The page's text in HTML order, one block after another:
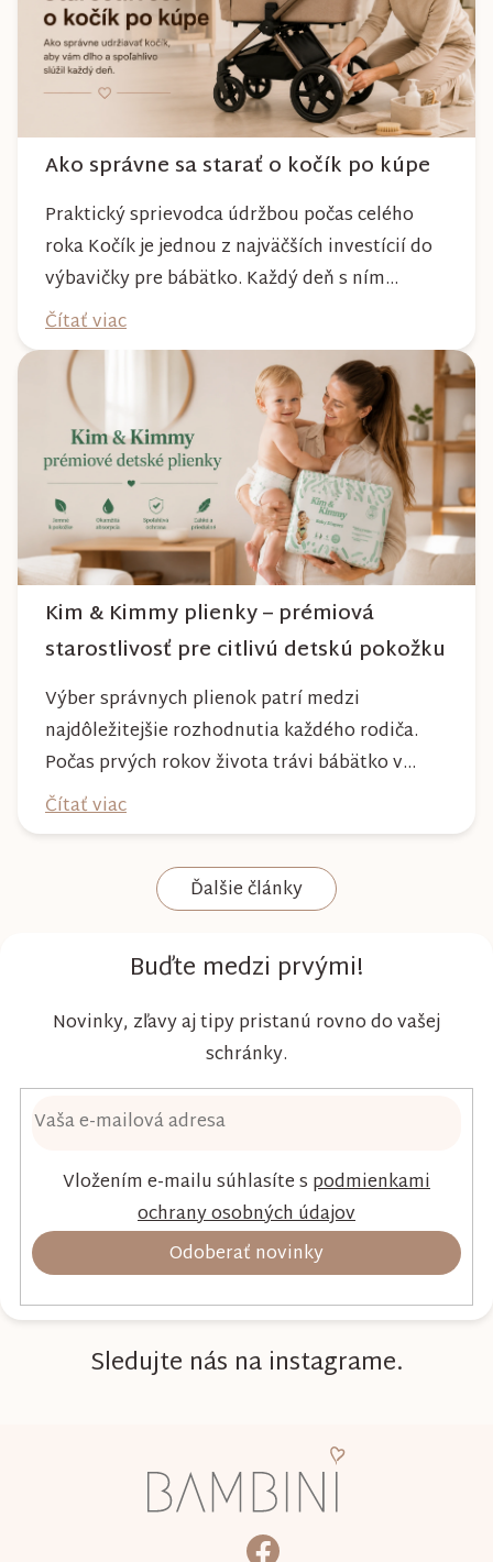
Ako správne sa starať o kočík po kúpe
Praktický sprievodca údržbou počas celého
roka Kočík je jednou z najväčších investícií do
výbavičky pre bábätko. Každý deň s ním
absolvujete prechádzky po meste, v parkoch,
na lesných chodníkoch aj počas nepriaznivého
počasia. Pravidelnou starostlivosťou si však
môžete byť istí, že vám bude spoľahlivo slúžiť
dlhé roky a zachová si svoj krásny vzhľ...
Čítať viac
Kim & Kimmy plienky – prémiová
starostlivosť pre citlivú detskú pokožku
Výber správnych plienok patrí medzi
najdôležitejšie rozhodnutia každého rodiča.
Počas prvých rokov života trávi bábätko v
plienke väčšinu dňa, preto by mala poskytovať
nielen spoľahlivú ochranu, ale aj maximálny
komfort a šetrnosť k citlivej pokožke. Plienky
Kim & Kimmy boli vyvinuté s dôrazom na
Čítať viac
Ďalšie články
Buďte medzi prvými!
Novinky, zľavy aj tipy pristanú rovno do vašej
schránky.
Vložením e-mailu súhlasíte s podmienkami
ochrany osobných údajov
Odoberať novinky
Sledujte nás na instagrame.
bambini.kociky
https://www.facebook.com/